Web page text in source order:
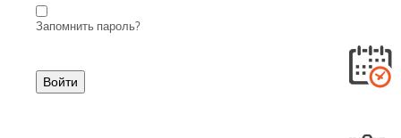
Запомнить пароль?